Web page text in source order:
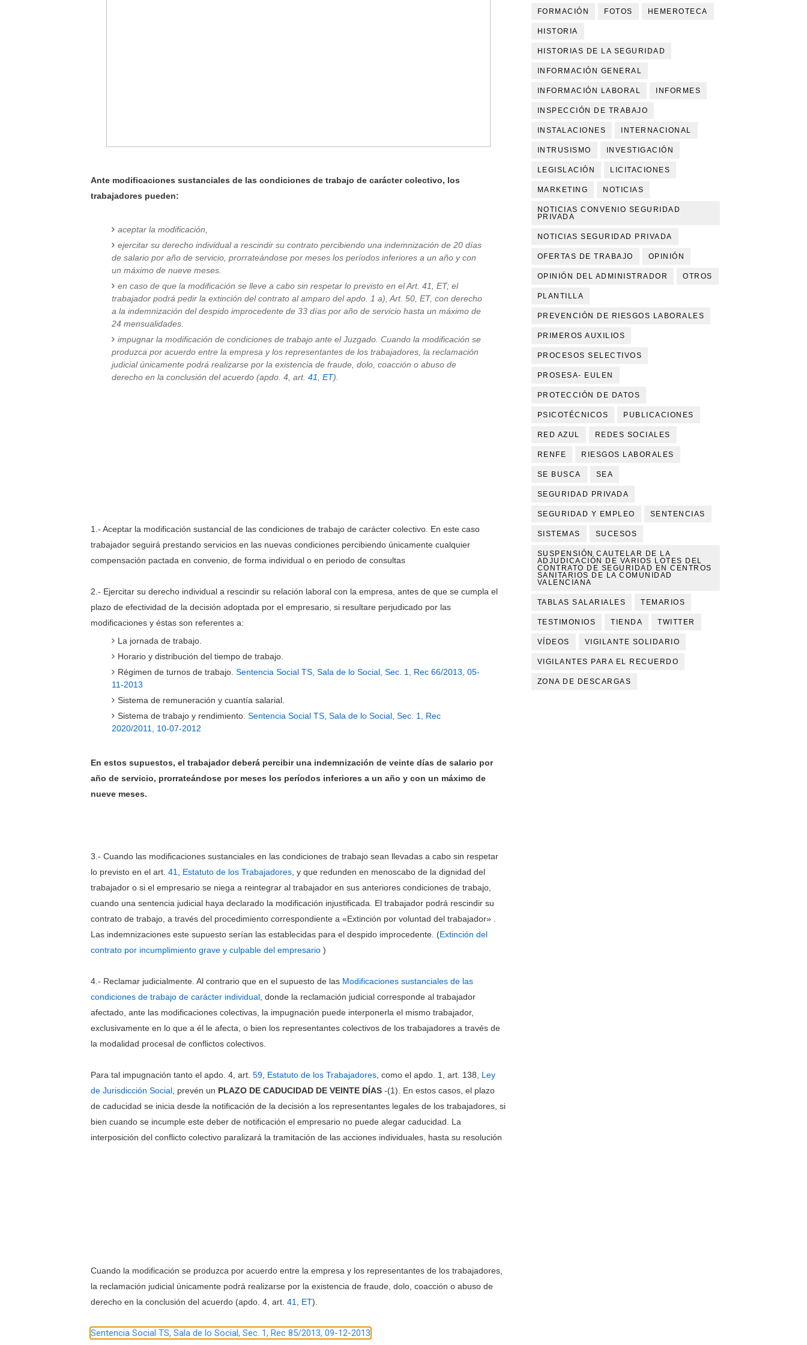
Ante modificaciones sustanciales de las condiciones de trabajo de carácter colectivo, los
trabajadores pueden:
aceptar la modificación,
ejercitar su derecho individual a rescindir su contrato percibiendo una indemnización de 20 días
de salario por año de servicio, prorrateándose por meses los períodos inferiores a un año y con
un máximo de nueve meses.
en caso de que la modificación se lleve a cabo sin respetar lo previsto en el Art. 41, ET; el
trabajador podrá pedir la extinción del contrato al amparo del apdo. 1 a), Art. 50, ET, con derecho
a la indemnización del despido improcedente de 33 días por año de servicio hasta un máximo de
24 mensualidades.
impugnar la modificación de condiciones de trabajo ante el Juzgado. Cuando la modificación se
produzca por acuerdo entre la empresa y los representantes de los trabajadores, la reclamación
judicial únicamente podrá realizarse por la existencia de fraude, dolo, coacción o abuso de
derecho en la conclusión del acuerdo (apdo. 4, art. 41 ET).
1.- Aceptar la modificación sustancial de las condiciones de trabajo de carácter colectivo. En este caso
trabajador seguirá prestando servicios en las nuevas condiciones percibiendo únicamente cualquier
compensación pactada en convenio, de forma individual o en periodo de consultas
2.- Ejercitar su derecho individual a rescindir su relación laboral con la empresa, antes de que se cumpla el
plazo de efectividad de la decisión adoptada por el empresario, si resultare perjudicado por las
modificaciones y éstas son referentes a:
La jornada de trabajo.
Horario y distribución del tiempo de trabajo.
Régimen de turnos de trabajo. Sentencia Social TS, Sala de lo Social, Sec. 1, Rec 66/2013, 05-
11-2013
Sistema de remuneración y cuantía salarial.
Sistema de trabajo y rendimiento. Sentencia Social TS, Sala de lo Social, Sec. 1, Rec
2020/2011, 10-07-2012
En estos supuestos, el trabajador deberá percibir una indemnización de veinte días de salario por
año de servicio, prorrateándose por meses los períodos inferiores a un año y con un máximo de
nueve meses.
3.- Cuando las modificaciones sustanciales en las condiciones de trabajo sean llevadas a cabo sin respetar
lo previsto en el art. 41 Estatuto de los Trabajadores, y que redunden en menoscabo de la dignidad del
trabajador o si el empresario se niega a reintegrar al trabajador en sus anteriores condiciones de trabajo,
cuando una sentencia judicial haya declarado la modificación injustificada. El trabajador podrá rescindir su
contrato de trabajo, a través del procedimiento correspondiente a «Extinción por voluntad del trabajador» .
Las indemnizaciones este supuesto serían las establecidas para el despido improcedente. (Extinción del
contrato por incumplimiento grave y culpable del empresario )
4.- Reclamar judicialmente. Al contrario que en el supuesto de las Modificaciones sustanciales de las
condiciones de trabajo de carácter individual, donde la reclamación judicial corresponde al trabajador
afectado, ante las modificaciones colectivas, la impugnación puede interponerla el mismo trabajador,
exclusivamente en lo que a él le afecta, o bien los representantes colectivos de los trabajadores a través de
la modalidad procesal de conflictos colectivos.
Para tal impugnación tanto el apdo. 4, art. 59, Estatuto de los Trabajadores, como el apdo. 1, art. 138, Ley
de Jurisdicción Social, prevén un PLAZO DE CADUCIDAD DE VEINTE DÍAS-(1). En estos casos, el plazo
de caducidad se inicia desde la notificación de la decisión a los representantes legales de los trabajadores, si
bien cuando se incumple este deber de notificación el empresario no puede alegar caducidad. La
interposición del conflicto colectivo paralizará la tramitación de las acciones individuales, hasta su resolución
Cuando la modificación se produzca por acuerdo entre la empresa y los representantes de los trabajadores,
la reclamación judicial únicamente podrá realizarse por la existencia de fraude, dolo, coacción o abuso de
derecho en la conclusión del acuerdo (apdo. 4, art. 41 ET).
Sentencia Social TS, Sala de lo Social, Sec. 1, Rec 85/2013, 09-12-2013
FORMACIÓN FOTOS HEMEROTECA
HISTORIA
HISTORIAS DE LA SEGURIDAD
INFORMACIÓN GENERAL
INFORMACIÓN LABORAL INFORMES
INSPECCIÓN DE TRABAJO
INSTALACIONES INTERNACIONAL
INTRUSISMO INVESTIGACIÓN
LEGISLACIÓN LICITACIONES
MARKETING NOTICIAS
NOTICIAS CONVENIO SEGURIDAD
PRIVADA
NOTICIAS SEGURIDAD PRIVADA
OFERTAS DE TRABAJO OPINIÓN
OPINIÓN DEL ADMINISTRADOR OTROS
PLANTILLA
PREVENCIÓN DE RIESGOS LABORALES
PRIMEROS AUXILIOS
PROCESOS SELECTIVOS
PROSESA- EULEN
PROTECCIÓN DE DATOS
PSICOTÉCNICOS PUBLICACIONES
RED AZUL REDES SOCIALES
RENFE RIESGOS LABORALES
SE BUSCA SEA
SEGURIDAD PRIVADA
SEGURIDAD Y EMPLEO SENTENCIAS
SISTEMAS SUCESOS
SUSPENSIÓN CAUTELAR DE LA
ADJUDICACIÓN DE VARIOS LOTES DEL
CONTRATO DE SEGURIDAD EN CENTROS
SANITARIOS DE LA COMUNIDAD
VALENCIANA
TABLAS SALARIALES TEMARIOS
TESTIMONIOS TIENDA TWITTER
VÍDEOS VIGILANTE SOLIDARIO
VIGILANTES PARA EL RECUERDO
ZONA DE DESCARGAS